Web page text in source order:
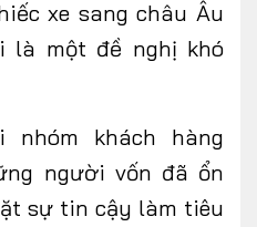
xe sang châu Âu
là một đề nghị khó
nhóm khách hàng
người vốn đã ổn
sự tin cậy làm tiêu